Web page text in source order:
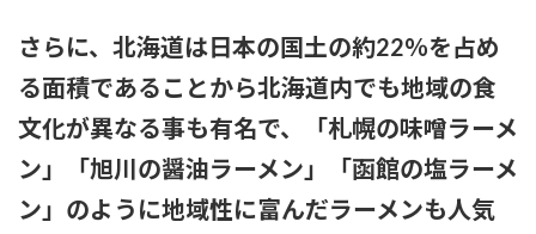
や？？？
存在しない説
さらに、北海道は日本の国土の約22％を占め
る面積であることから北海道内でも地域の食
文化が異なる事も有名で、「札幌の味噌ラーメ
ン」「旭川の醤油ラーメン」「函館の塩ラーメ
ン」のように地域性に富んだラーメンも人気